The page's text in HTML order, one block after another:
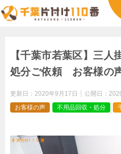
【千葉市若葉区】三人
処分ご依頼 お客様の
更新日： 2020年9月17日 公開日：
お客様の声
不用品回収・処分